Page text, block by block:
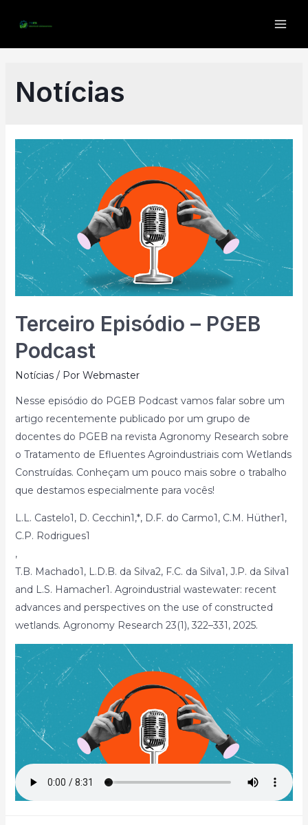
Notícias
Terceiro Episódio – PGEB
Podcast
Notícias/ Por Webmaster
Nesse episódio do PGEB Podcast vamos falar sobre um
artigo recentemente publicado por um grupo de
docentes do PGEB na revista Agronomy Research sobre
o Tratamento de Efluentes Agroindustriais com Wetlands
Construídas. Conheçam um pouco mais sobre o trabalho
que destamos especialmente para vocês!
L.L. Castelo1, D. Cecchin1,*, D.F. do Carmo1, C.M. Hüther1,
C.P. Rodrigues1
,
T.B. Machado1, L.D.B. da Silva2, F.C. da Silva1, J.P. da Silva1
and L.S. Hamacher1. Agroindustrial wastewater: recent
advances and perspectives on the use of constructed
wetlands. Agronomy Research 23(1), 322–331, 2025.